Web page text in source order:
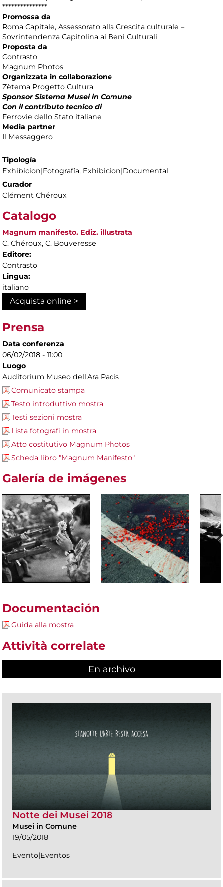
***************
Promossa da
Roma Capitale, Assessorato alla Crescita culturale –
Sovrintendenza Capitolina ai Beni Culturali
Proposta da
Contrasto
Magnum Photos
Organizzata in collaborazione
Zètema Progetto Cultura
Sponsor Sistema Musei in Comune
Con il contributo tecnico di
Ferrovie dello Stato italiane
Media partner
Il Messaggero
Tipología
Exhibicion|Fotografía, Exhibicion|Documental
Curador
Clément Chéroux
Catalogo
Magnum manifesto. Ediz. illustrata
C. Chéroux, C. Bouveresse
Editore:
Contrasto
Lingua:
italiano
Acquista online >
Prensa
Data conferenza
06/02/2018 - 11:00
Luogo
Auditorium Museo dell'Ara Pacis
Comunicato stampa
Testo introduttivo mostra
Testi sezioni mostra
Lista fotografi in mostra
Atto costitutivo Magnum Photos
Scheda libro "Magnum Manifesto"
Galería de imágenes
Documentación
Guida alla mostra
Attività correlate
En archivo
Notte dei Musei 2018
Musei in Comune
19/05/2018
Evento|Eventos